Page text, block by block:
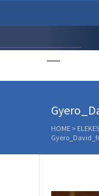
HOME >